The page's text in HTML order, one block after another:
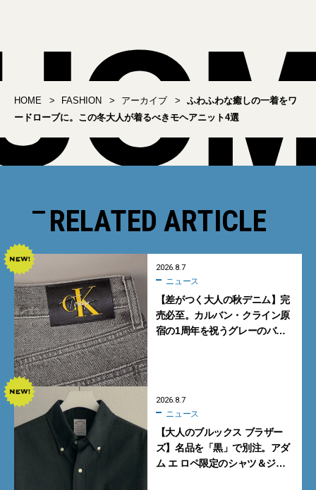
HOME FASHION アーカイブ
ふわふわな癒しの一着をワ
ードローブに。この冬大人が着るべきモヘアニット4選
RELATED ARTICLE
2026.8.7
ニュース
【差がつく大人の秋デニム】完
売必至。カルバン・クライン原
宿の1周年を祝うグレーのバ
2026.8.7
ニュース
【大人のブルックス ブラザー
ズ】名品を「黒」で別注。アダ
ム エ ロペ限定のシャツ＆ジャ